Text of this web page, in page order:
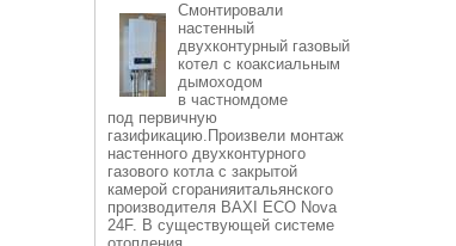
Смонтировали
настенный
двухконтурный газовый
котел с коаксиальным
дымоходом
в частномдоме
под первичную
газификацию.Произвели монтаж
настенного двухконтурного
газового котла с закрытой
камерой сгоранияитальянского
производителя BAXI ECO Nova
24F. В существующей системе